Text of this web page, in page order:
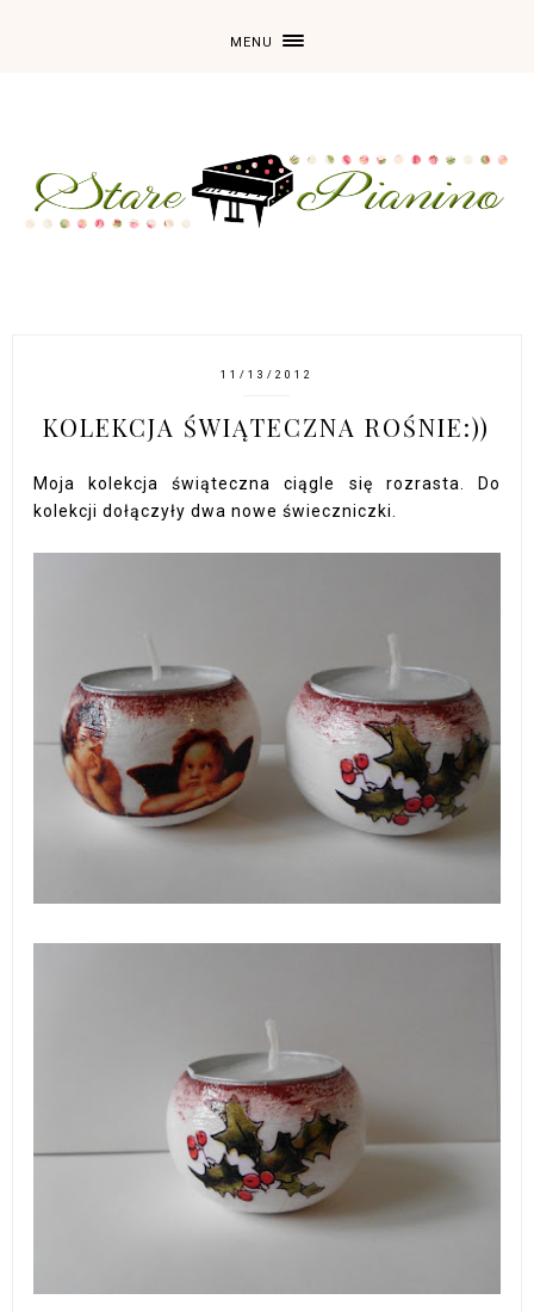
MENU
11/13/2012
KOLEKCJA ŚWIĄTECZNA ROŚNIE:))
Moja kolekcja świąteczna ciągle się rozrasta. Do
kolekcji dołączyły dwa nowe świeczniczki.